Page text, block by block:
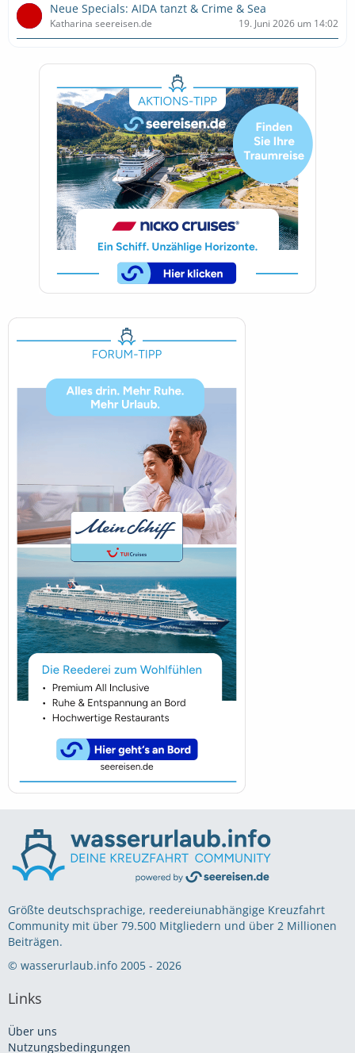
Neue Specials: AIDA tanzt & Crime & Sea
Katharina seereisen.de 19. Juni 2026 um 14:02
Größte deutschsprachige, reedereiunabhängige Kreuzfahrt
Community mit über 79.500 Mitgliedern und über 2 Millionen
Beiträgen.
© wasserurlaub.info 2005 - 2026
Links
Über uns
Nutzungsbedingungen